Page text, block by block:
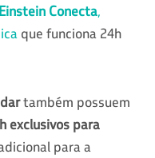
Einstein Conecta,
que funciona 24h
também possuem
exclusivos para
para a